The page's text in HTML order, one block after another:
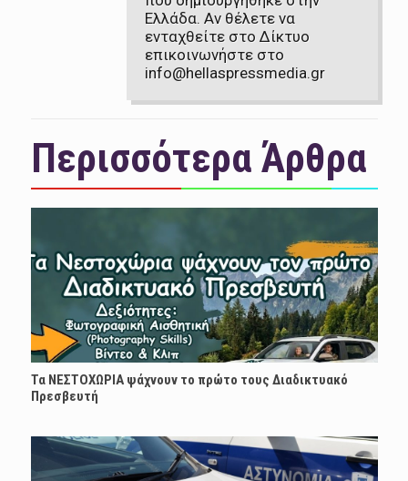
Ελλάδα. Αν θέλετε να
ενταχθείτε στο Δίκτυο
επικοινωνήστε στο
info@hellaspressmedia.gr
Περισσότερα Άρθρα
Τα ΝΕΣΤΟΧΩΡΙΑ ψάχνουν το πρώτο τους Διαδικτυακό
Πρεσβευτή